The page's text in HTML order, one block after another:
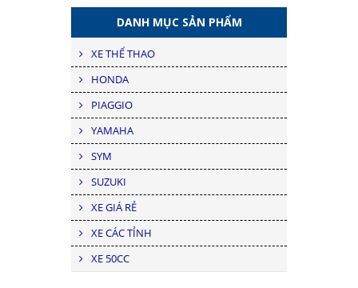
DANH MỤC SẢN PHẨM
XE THỂ THAO
HONDA
PIAGGIO
YAMAHA
SYM
SUZUKI
XE GIÁ RẺ
XE CÁC TỈNH
XE 50CC